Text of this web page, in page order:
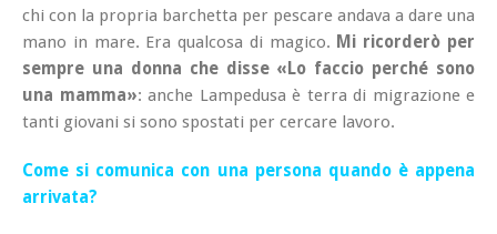
chi con la propria barchetta per pescare andava a dare una
mano in mare. Era qualcosa di magico. Mi ricorderò per
sempre una donna che disse «Lo faccio perché sono
una mamma»: anche Lampedusa è terra di migrazione e
tanti giovani si sono spostati per cercare lavoro.
Come si comunica con una persona quando è appena
arrivata?